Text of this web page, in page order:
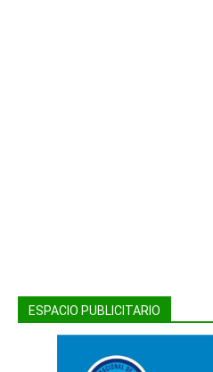
ESPACIO PUBLICITARIO